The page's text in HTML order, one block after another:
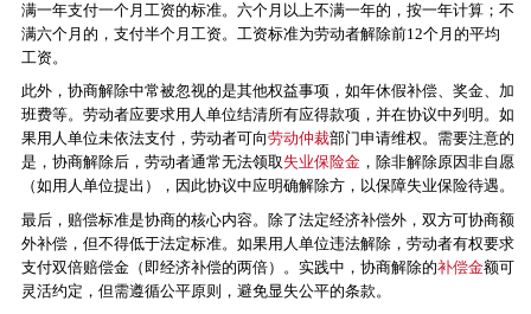
满一年支付一个月工资的标准。六个月以上不满一年的，按一年计算；不
满六个月的，支付半个月工资。工资标准为劳动者解除前12个月的平均
工资。
此外，协商解除中常被忽视的是其他权益事项，如年休假补偿、奖金、加
班费等。劳动者应要求用人单位结清所有应得款项，并在协议中列明。如
果用人单位未依法支付，劳动者可向劳动仲裁部门申请维权。需要注意的
是，协商解除后，劳动者通常无法领取失业保险金，除非解除原因非自愿
（如用人单位提出），因此协议中应明确解除方，以保障失业保险待遇。
最后，赔偿标准是协商的核心内容。除了法定经济补偿外，双方可协商额
外补偿，但不得低于法定标准。如果用人单位违法解除，劳动者有权要求
支付双倍赔偿金（即经济补偿的两倍）。实践中，协商解除的补偿金额可
灵活约定，但需遵循公平原则，避免显失公平的条款。